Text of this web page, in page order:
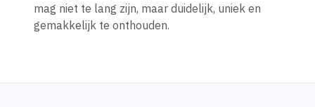
mag niet te lang zijn, maar duidelijk, uniek en
gemakkelijk te onthouden.